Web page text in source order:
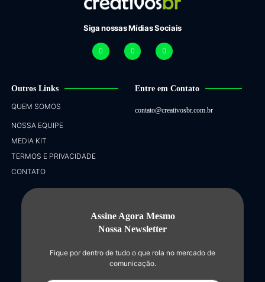
Siga nossas Mídias Sociais
Outros Links
QUEM SOMOS
NOSSA EQUIPE
MEDIA KIT
TERMOS E PRIVACIDADE
CONTATO
Entre em Contato
contato@creativosbr.com.br
Assine Agora Mesmo
Nossa Newsletter
Fique por dentro de tudo o que rola no mercado de
comunicação.